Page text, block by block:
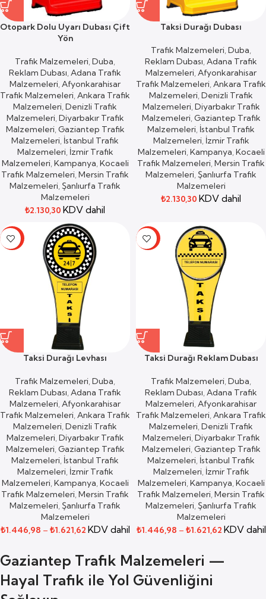
Otopark Dolu Uyarı Dubası Çift
Yön
Trafik Malzemeleri,Duba,
Reklam Dubası,Adana Trafik
Malzemeleri,Afyonkarahisar
Trafik Malzemeleri,Ankara Trafik
Malzemeleri,Denizli Trafik
Malzemeleri,Diyarbakır Trafik
Malzemeleri,Gaziantep Trafik
Malzemeleri, İstanbul Trafik
Malzemeleri, İzmir Trafik
Malzemeleri,Kampanya,Kocaeli
Trafik Malzemeleri,Mersin Trafik
Malzemeleri,Şanlıurfa Trafik
Malzemeleri
₺2.130,30 KDV dahil
Taksi Durağı Dubası
Trafik Malzemeleri,Duba,
Reklam Dubası,Adana Trafik
Malzemeleri,Afyonkarahisar
Trafik Malzemeleri,Ankara Trafik
Malzemeleri,Denizli Trafik
Malzemeleri,Diyarbakır Trafik
Malzemeleri,Gaziantep Trafik
Malzemeleri, İstanbul Trafik
Malzemeleri, İzmir Trafik
Malzemeleri,Kampanya,Kocaeli
Trafik Malzemeleri,Mersin Trafik
Malzemeleri,Şanlıurfa Trafik
Malzemeleri
₺2.130,30 KDV dahil
-27%
Taksi Durağı Levhası
Trafik Malzemeleri,Duba,
Reklam Dubası,Adana Trafik
Malzemeleri,Afyonkarahisar
Trafik Malzemeleri,Ankara Trafik
Malzemeleri,Denizli Trafik
Malzemeleri,Diyarbakır Trafik
Malzemeleri,Gaziantep Trafik
Malzemeleri, İstanbul Trafik
Malzemeleri, İzmir Trafik
Malzemeleri,Kampanya,Kocaeli
Trafik Malzemeleri,Mersin Trafik
Malzemeleri,Şanlıurfa Trafik
Malzemeleri
₺1.446,98 – ₺1.621,62 KDV dahil
-27%
Taksi Durağı Reklam Dubası
Trafik Malzemeleri,Duba,
Reklam Dubası,Adana Trafik
Malzemeleri,Afyonkarahisar
Trafik Malzemeleri,Ankara Trafik
Malzemeleri,Denizli Trafik
Malzemeleri,Diyarbakır Trafik
Malzemeleri,Gaziantep Trafik
Malzemeleri, İstanbul Trafik
Malzemeleri, İzmir Trafik
Malzemeleri,Kampanya,Kocaeli
Trafik Malzemeleri,Mersin Trafik
Malzemeleri,Şanlıurfa Trafik
Malzemeleri
₺1.446,98 – ₺1.621,62 KDV dahil
Gaziantep Trafik Malzemeleri —
Hayal Trafik ile Yol Güvenliğini